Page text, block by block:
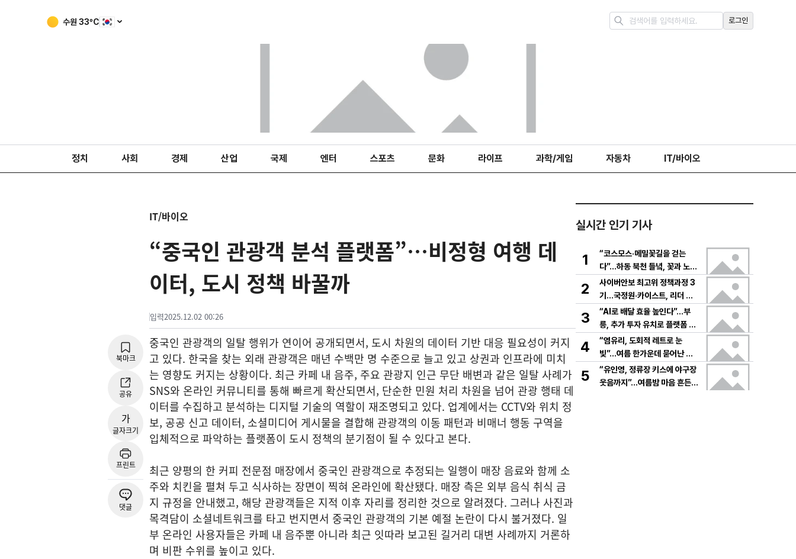
수원 33ºC 로그인
정치 사회 경제 산업 국제 엔터 스포츠 문화 라이프 과학/게임 자동차 IT/바이오
IT/바이오
“중국인 관광객 분석 플랫폼”…비정형 여행 데
이터, 도시 정책 바꿀까
입력2025.12.02 00:26
북마크
공유
가
글자크기
프린트
댓글
중국인 관광객의 일탈 행위가 연이어 공개되면서, 도시 차원의 데이터 기반 대응 필요성이 커지
고 있다. 한국을 찾는 외래 관광객은 매년 수백만 명 수준으로 늘고 있고 상권과 인프라에 미치
는 영향도 커지는 상황이다. 최근 카페 내 음주, 주요 관광지 인근 무단 배변과 같은 일탈 사례가
SNS와 온라인 커뮤니티를 통해 빠르게 확산되면서, 단순한 민원 처리 차원을 넘어 관광 행태 데
이터를 수집하고 분석하는 디지털 기술의 역할이 재조명되고 있다. 업계에서는 CCTV와 위치 정
보, 공공 신고 데이터, 소셜미디어 게시물을 결합해 관광객의 이동 패턴과 비매너 행동 구역을
입체적으로 파악하는 플랫폼이 도시 정책의 분기점이 될 수 있다고 본다.
최근 양평의 한 커피 전문점 매장에서 중국인 관광객으로 추정되는 일행이 매장 음료와 함께 소
주와 치킨을 펼쳐 두고 식사하는 장면이 찍혀 온라인에 확산됐다. 매장 측은 외부 음식 취식 금
지 규정을 안내했고, 해당 관광객들은 지적 이후 자리를 정리한 것으로 알려졌다. 그러나 사진과
목격담이 소셜네트워크를 타고 번지면서 중국인 관광객의 기본 예절 논란이 다시 불거졌다. 일
부 온라인 사용자들은 카페 내 음주뿐 아니라 최근 잇따라 보고된 길거리 대변 사례까지 거론하
며 비판 수위를 높이고 있다.
실시간 인기 기사
1
“코스모스·메밀꽃길을 걷는
다”…하동 북천 들녘, 꽃과 노래
로 물드는 가을의 하루
2
사이버안보 최고위 정책과정 3
기…국정원·카이스트, 리더 안
보역량 키운다
3
“AI로 배달 효율 높인다”…부
릉, 추가 투자 유치로 플랫폼 혁
신 가속
4
“염유리, 도회적 레트로 눈
빛”…여름 한가운데 묻어난 자
유의 감각→팬들 궁금증 증폭
5
“유인영, 정류장 키스에 야구장
웃음까지”…여름밤 마음 흔든